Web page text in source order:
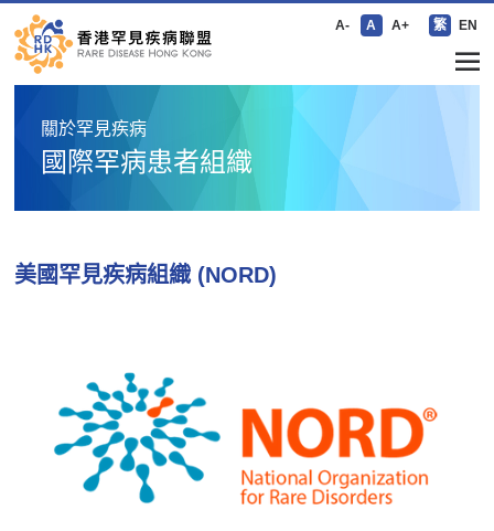
A- A A+ 繁 EN
關於罕見疾病
國際罕病患者組織
美國罕見疾病組織 (NORD)